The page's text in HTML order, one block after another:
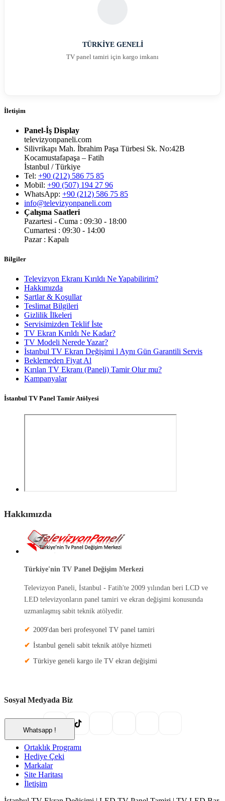
Whatsapp !
TÜRKİYE GENELİ
TV panel tamiri için kargo imkanı
İletişim
Panel-İş Display
televizyonpaneli.com
Silivrikapı Mah. İbrahim Paşa Türbesi Sk. No:42B
Kocamustafapaşa – Fatih
İstanbul / Türkiye
Tel: +90 (212) 586 75 85
Mobil: +90 (507) 194 27 96
WhatsApp: +90 (212) 586 75 85
info@televizyonpaneli.com
Çalışma Saatleri
Pazartesi - Cuma : 09:30 - 18:00
Cumartesi : 09:30 - 14:00
Pazar : Kapalı
Bilgiler
Televizyon Ekranı Kırıldı Ne Yapabilirim?
Hakkımızda
Şartlar & Koşullar
Teslimat Bilgileri
Gizlilik İlkeleri
Servisimizden Teklif İste
TV Ekran Kırıldı Ne Kadar?
TV Modeli Nerede Yazar?
İstanbul TV Ekran Değişimi l Aynı Gün Garantili Servis
Beklemeden Fiyat Al
Kırılan TV Ekranı (Paneli) Tamir Olur mu?
Kampanyalar
İstanbul TV Panel Tamir Atölyesi
Hakkımızda
Türkiye'nin TV Panel Değişim Merkezi
Televizyon Paneli, İstanbul - Fatih'te 2009 yılından beri LCD ve
LED televizyonların panel tamiri ve ekran değişimi konusunda
uzmanlaşmış sabit teknik atölyedir.
2009'dan beri profesyonel TV panel tamiri
İstanbul geneli sabit teknik atölye hizmeti
Türkiye geneli kargo ile TV ekran değişimi
Sosyal Medyada Biz
Ortaklık Programı
Hediye Çeki
Markalar
Site Haritası
İletişim